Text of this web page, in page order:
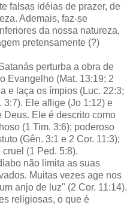
falsas idéias de prazer, de
Ademais, faz-se
da nossa natureza,
pretensamente (?)
perturba a obra de
Evangelho (Mat. 13:19; 2
e laça os ímpios (Luc. 22:3;
3:7). Ele aflige (Jo 1:12) e
Deus. Ele é descrito como
(1 Tim. 3:6); poderoso
(Gên. 3:1 e 2 Cor. 11:3);
(1 Ped. 5:8).
não limita as suas
Muitas vezes age nos
anjo de luz" (2 Cor. 11:14).
religiosas, o que é